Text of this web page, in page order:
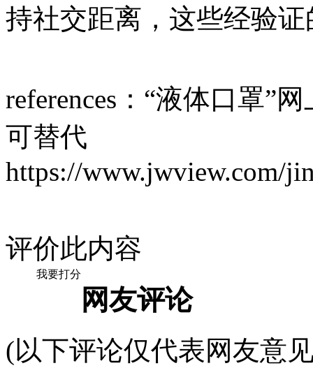
持社交距离，这些经验
references：“液体口罩”
可替代
https://www.jwview.com/
评价此内容
我要打分
网友评论
(以下评论仅代表网友意